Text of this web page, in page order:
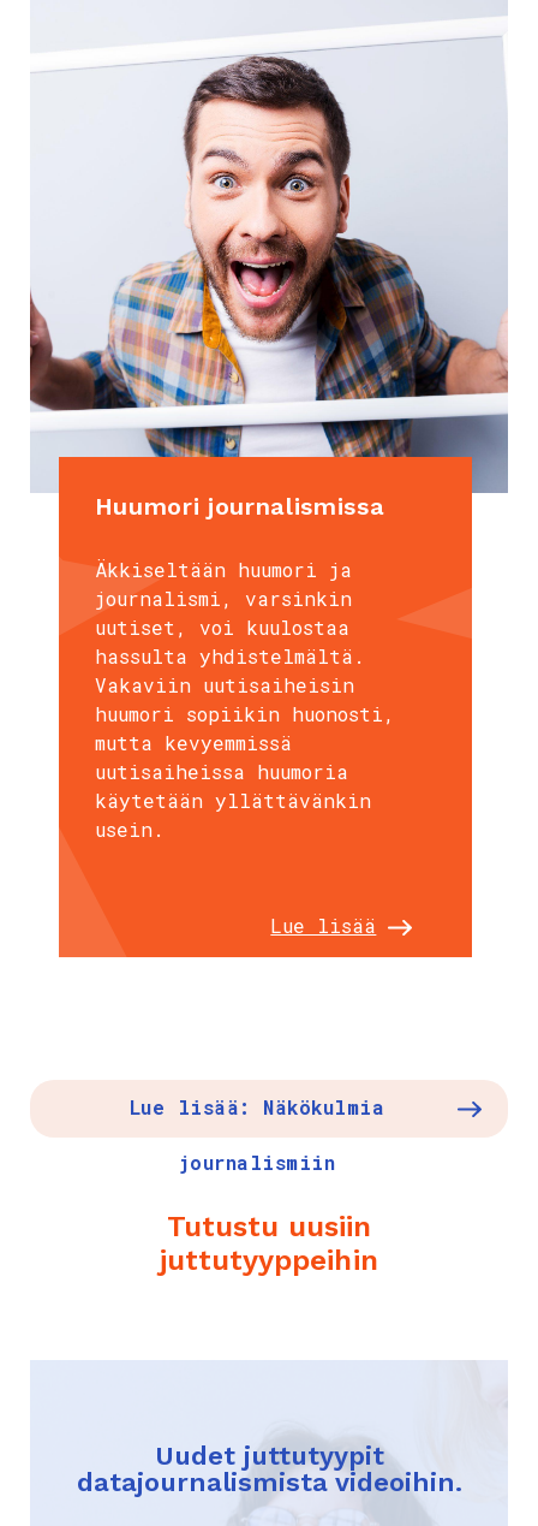
Huumori journalismissa
Äkkiseltään huumori ja
journalismi, varsinkin
uutiset, voi kuulostaa
hassulta yhdistelmältä.
Vakaviin uutisaiheisin
huumori sopiikin huonosti,
mutta kevyemmissä
uutisaiheissa huumoria
käytetään yllättävänkin
usein.
Lue lisää: Näkökulmia
journalismiin
Tutustu uusiin
juttutyyppeihin
Uudet juttutyypit
datajournalismista videoihin.